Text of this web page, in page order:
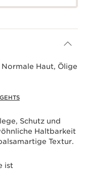
Haut, Ölige
Schutz und
Haltbarkeit
Textur.
ist